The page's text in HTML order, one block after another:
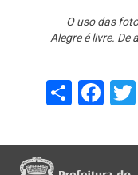
O uso das
Alegre é livre. De
Share